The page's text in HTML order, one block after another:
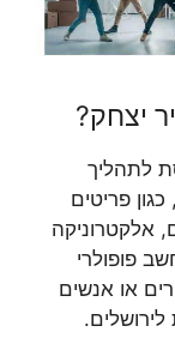
יצחק?
לתהליך
פריטים
אלקטרוניקה
פופולרי
או אנשים